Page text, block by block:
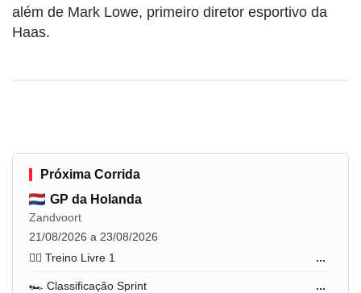
além de Mark Lowe, primeiro diretor esportivo da
Haas.
Próxima Corrida
GP da Holanda
Zandvoort
21/08/2026 a 23/08/2026
🏋️‍♂️ Treino Livre 1
...
🏎️ Classificação Sprint ...